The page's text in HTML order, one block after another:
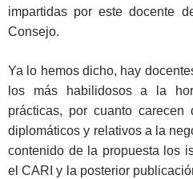
impartidas por este docente
Consejo.
Ya lo hemos dicho, hay
los más habilidosos a la
prácticas, por cuanto carecen
diplomáticos y relativos a la
contenido de la propuesta los
el CARI y la posterior